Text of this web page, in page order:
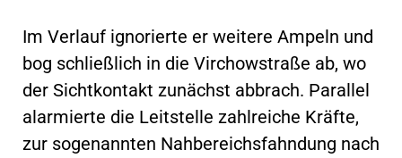
Im Verlauf ignorierte er weitere Ampeln und
bog schließlich in die Virchowstraße ab, wo
der Sichtkontakt zunächst abbrach. Parallel
alarmierte die Leitstelle zahlreiche Kräfte,
zur sogenannten Nahbereichsfahndung nach